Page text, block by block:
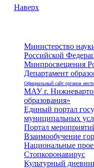
Наверх
Министерство
Российской
Минпросвещения
Департамент
Официальный сайт органов
МАУ г.
образования»
Единый портал
муниципальных
Портал
Взаимообучение
Национальные
Стопкоронавирус
Культурный